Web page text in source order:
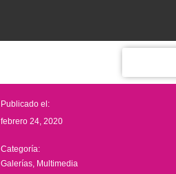
Publicado el:
febrero 24, 2020
Categoría:
Galerías Multimedia